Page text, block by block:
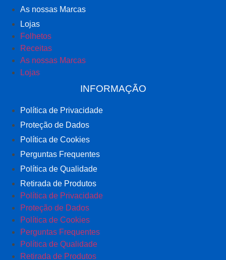
As nossas Marcas
Lojas
Folhetos
Receitas
As nossas Marcas
Lojas
INFORMAÇÃO
Política de Privacidade
Proteção de Dados
Política de Cookies
Perguntas Frequentes
Política de Qualidade
Retirada de Produtos
Política de Privacidade
Proteção de Dados
Política de Cookies
Perguntas Frequentes
Política de Qualidade
Retirada de Produtos